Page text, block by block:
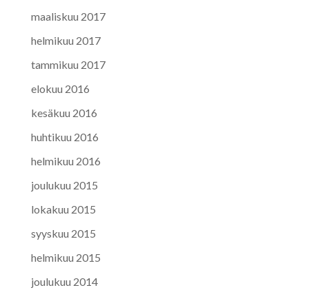
maaliskuu 2017
helmikuu 2017
tammikuu 2017
elokuu 2016
kesäkuu 2016
huhtikuu 2016
helmikuu 2016
joulukuu 2015
lokakuu 2015
syyskuu 2015
helmikuu 2015
joulukuu 2014